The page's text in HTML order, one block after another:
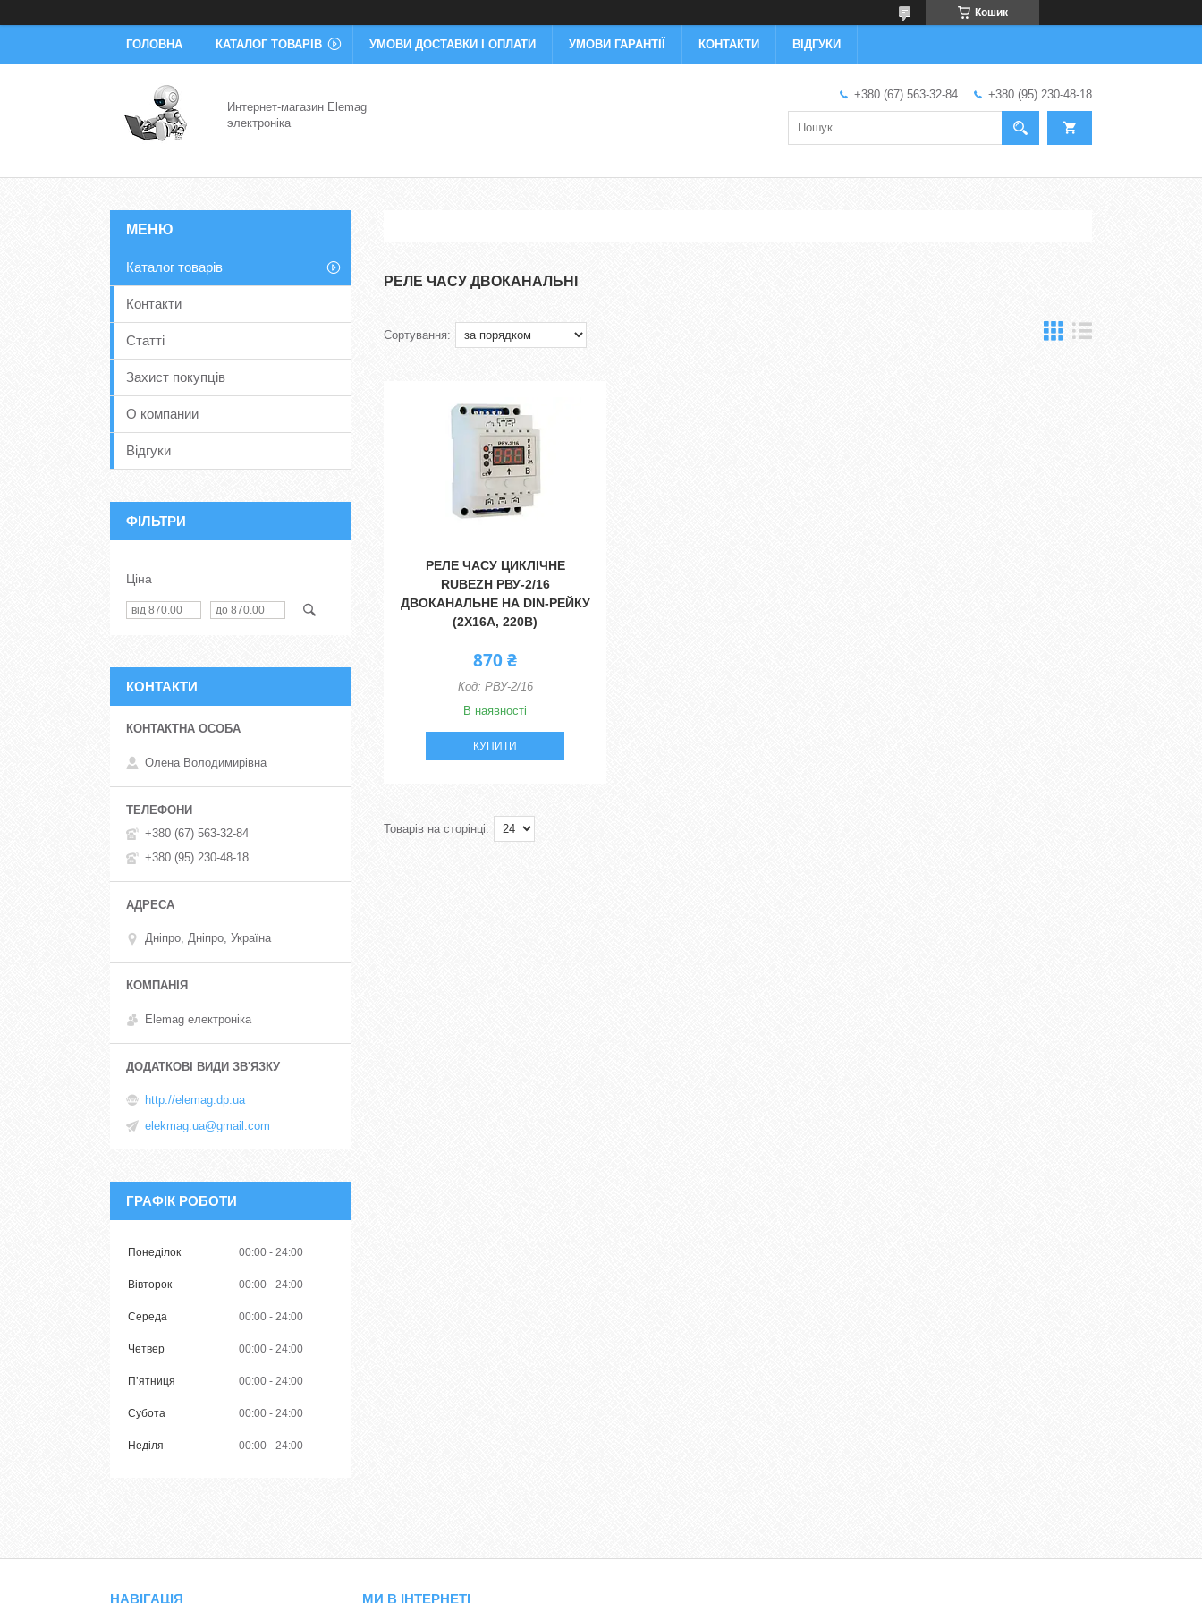
Кошик
ГОЛОВНА КАТАЛОГ ТОВАРІВ УМОВИ ДОСТАВКИ І ОПЛАТИ УМОВИ ГАРАНТІЇ КОНТАКТИ ВІДГУКИ
Интернет-магазин Elemag
электроніка
+380 (67) 563-32-84 +380 (95) 230-48-18
РЕЛЕ ЧАСУ ДВОКАНАЛЬНІ
РЕЛЕ ЧАСУ ЦИКЛІЧНЕ
RUBEZH РВУ-2/16
ДВОКАНАЛЬНЕ НА DIN-РЕЙКУ
(2Х16А, 220В)
870 ₴
РВУ-2/16
В наявності
КУПИТИ
Каталог товарів
Контакти
Статті
Захист покупців
О компании
Відгуки
ФІЛЬТРИ
Ціна
КОНТАКТИ
Олена Володимирівна
+380 (67) 563-32-84
+380 (95) 230-48-18
Дніпро, Дніпро, Україна
Elemag електроніка
http://elemag.dp.ua
elekmag.ua@gmail.com
ГРАФІК РОБОТИ
Понеділок 00:00 24:00
Вівторок 00:00 24:00
Середа 00:00 24:00
Четвер 00:00 24:00
Пʼятниця 00:00 24:00
Субота 00:00 24:00
Неділя 00:00 24:00
НАВІГАЦІЯ МИ В ІНТЕРНЕТІ